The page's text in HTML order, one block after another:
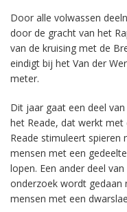
Door alle volwassen
door de gracht van het
van de kruising met de
eindigt bij het Van der
meter.
Dit jaar gaat een deel
het Reade, dat werkt met
Reade stimuleert
mensen met een
lopen. Een ander deel
onderzoek wordt gedaan
mensen met een